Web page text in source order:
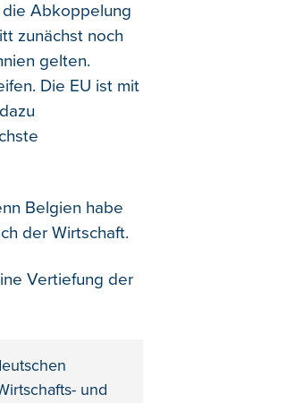
die Abkoppelung
zunächst noch
gelten.
Die EU ist mit
Belgien habe
der Wirtschaft.
Vertiefung der
und